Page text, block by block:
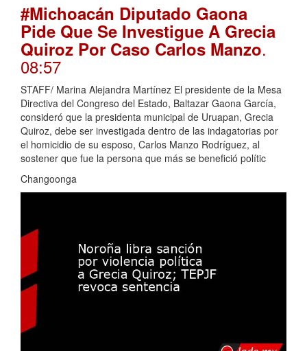
#Michoacán Diputado Gaona
Pide Que Se Investigue A Grecia
Quiroz Por Caso Carlos Manzo.
08:57
STAFF/ Marina Alejandra Martínez El presidente de la Mesa
Directiva del Congreso del Estado, Baltazar Gaona García,
consideró que la presidenta municipal de Uruapan, Grecia
Quiroz, debe ser investigada dentro de las indagatorias por
el homicidio de su esposo, Carlos Manzo Rodríguez, al
sostener que fue la persona que más se benefició polític
Changoonga